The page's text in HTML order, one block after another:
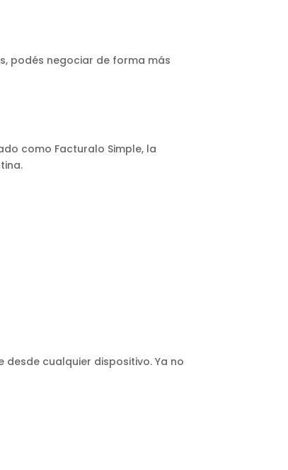
podés negociar de forma más
como Facturalo Simple, la
cualquier dispositivo. Ya no